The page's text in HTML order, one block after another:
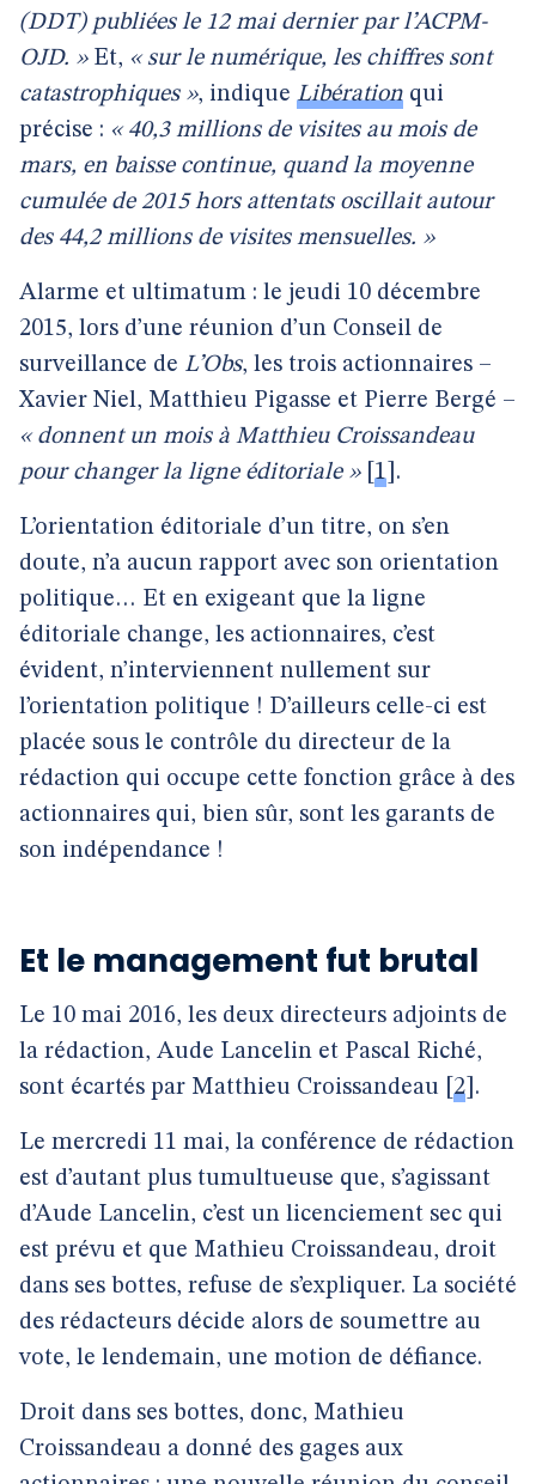
(DDT) publiées le 12 mai dernier par l’ACPM-
OJD. »Et, « sur le numérique, les chiffres sont
catastrophiques », indique Libération qui
précise : « 40,3 millions de visites au mois de
mars, en baisse continue, quand la moyenne
cumulée de 2015 hors attentats oscillait autour
des 44,2 millions de visites mensuelles. »
Alarme et ultimatum : le jeudi 10 décembre
2015, lors d’une réunion d’un Conseil de
surveillance de L’Obs, les trois actionnaires –
Xavier Niel, Matthieu Pigasse et Pierre Bergé –
« donnent un mois à Matthieu Croissandeau
pour changer la ligne éditoriale »[ 1 .
L’orientation éditoriale d’un titre, on s’en
doute, n’a aucun rapport avec son orientation
politique… Et en exigeant que la ligne
éditoriale change, les actionnaires, c’est
évident, n’interviennent nullement sur
l’orientation politique ! D’ailleurs celle-ci est
placée sous le contrôle du directeur de la
rédaction qui occupe cette fonction grâce à des
actionnaires qui, bien sûr, sont les garants de
son indépendance !
Et le management fut brutal
Le 10 mai 2016, les deux directeurs adjoints de
la rédaction, Aude Lancelin et Pascal Riché,
sont écartés par Matthieu Croissandeau
2 .
Le mercredi 11 mai, la conférence de rédaction
est d’autant plus tumultueuse que, s’agissant
d’Aude Lancelin, c’est un licenciement sec qui
est prévu et que Mathieu Croissandeau, droit
dans ses bottes, refuse de s’expliquer. La société
des rédacteurs décide alors de soumettre au
vote, le lendemain, une motion de défiance.
Droit dans ses bottes, donc, Mathieu
Croissandeau a donné des gages aux